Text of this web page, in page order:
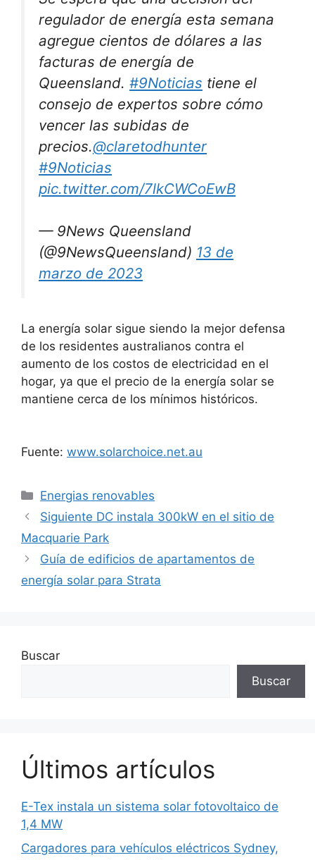
regulador de energía esta semana
agregue cientos de dólares a las
facturas de energía de
Queensland. #9Noticias tiene el
consejo de expertos sobre cómo
vencer las subidas de
precios.@claretodhunter
#9Noticias
pic.twitter.com/7lkCWCoEwB
— 9News Queensland
(@9NewsQueensland) 13 de
marzo de 2023
La energía solar sigue siendo la mejor defensa
de los residentes australianos contra el
aumento de los costos de electricidad en el
hogar, ya que el precio de la energía solar se
mantiene cerca de los mínimos históricos.
Fuente: www.solarchoice.net.au
Categorías
Energias renovables
Siguiente DC instala 300kW en el sitio de
Macquarie Park
Guía de edificios de apartamentos de
energía solar para Strata
Buscar
Buscar
Últimos artículos
E-Tex instala un sistema solar fotovoltaico de
1,4 MW
Cargadores para vehículos eléctricos Sydney,